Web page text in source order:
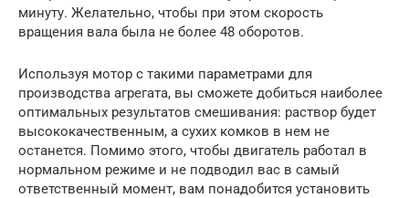
минуту. Желательно, чтобы при этом скорость
вращения вала была не более 48 оборотов.
Используя мотор с такими параметрами для
производства агрегата, вы сможете добиться наиболее
оптимальных результатов смешивания: раствор будет
высококачественным, а сухих комков в нем не
останется. Помимо этого, чтобы двигатель работал в
нормальном режиме и не подводил вас в самый
ответственный момент, вам понадобится установить